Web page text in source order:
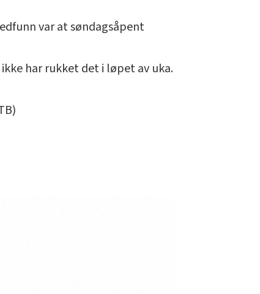
var at søndagsåpent
har rukket det i løpet av uka.